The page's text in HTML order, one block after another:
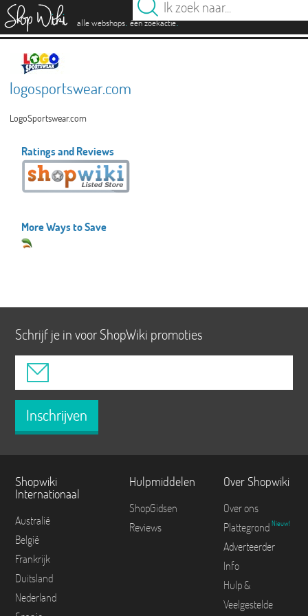
alle webshops. één zoekactie.
logosportswear.com
LogoSportswear.com
Ratings and Reviews
More Ways to Save
Schrijf je in voor ShopWiki promoties
Inschrijven
Shopwiki
Internationaal
Australië
België
Frankrijk
Duitsland
Nederland
Hulpmiddelen
ShopGidsen
Reviews
Over Shopwiki
Over ons
Plattegrond Nieuw!
Adverteerder
Info
Hulp &
Veelgestelde